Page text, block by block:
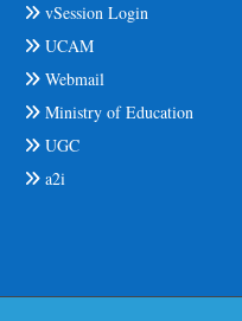
vSession Login
UCAM
Webmail
Ministry of Education
UGC
a2i